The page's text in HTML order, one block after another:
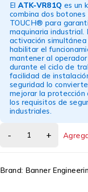
ElATK-VR81Q es un
combina dos botones
TOUCH® para
maquinaria industrial.
activación
habilitar el
mantener al
durante el ciclo de
facilidad de
seguridad lo
mejorar la protección
los requisitos de
industriales.
Brand: Banner